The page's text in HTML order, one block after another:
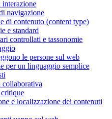
navigazione
di contenuto (content type)
e standard
controllati e tassonomie
le persone sul web
per un linguaggio semplice
collaborativa
e localizzazione dei contenuti